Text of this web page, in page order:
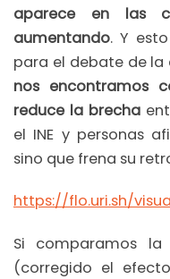
aparece en las
aumentando. Y
para el debate de
nos encontramos
reduce la brecha
el INE y personas
sino que frena su
https://flo.uri.sh/
Si comparamos
(corregido el